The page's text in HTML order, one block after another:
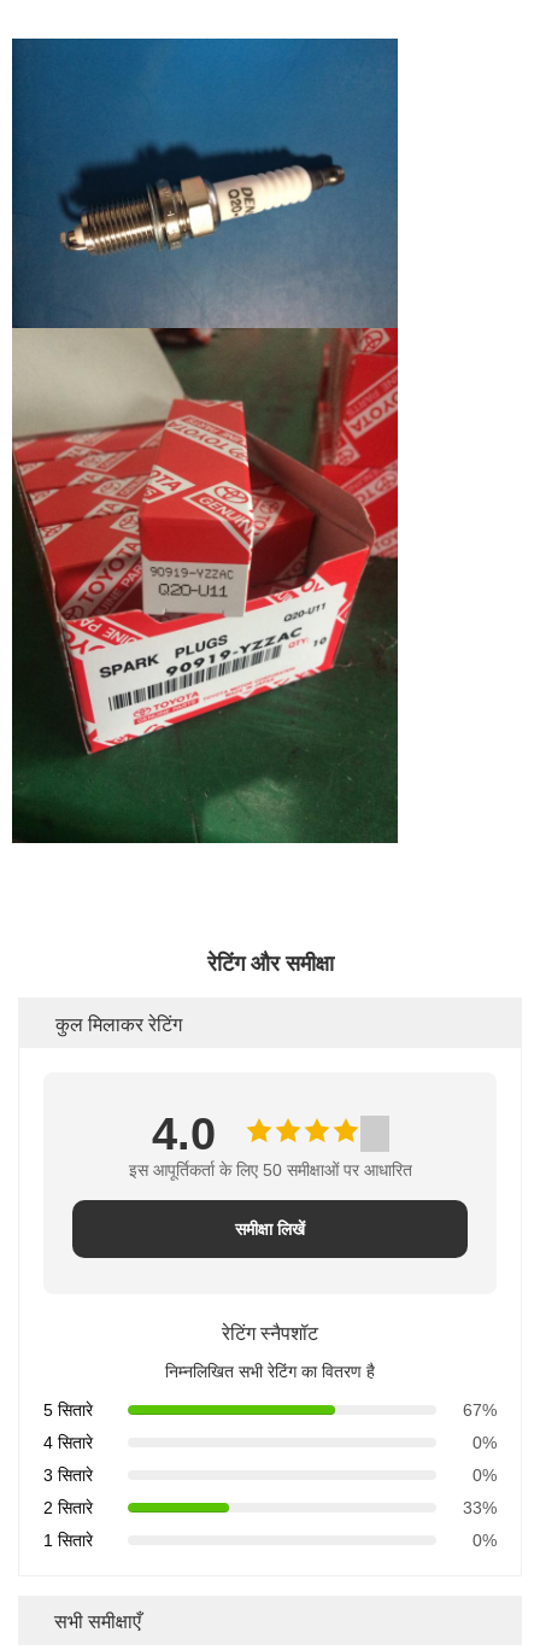
रेटिंग और समीक्षा
कुल मिलाकर रेटिंग
4.0
इस आपूर्तिकर्ता के लिए 50 समीक्षाओं पर आधारित
समीक्षा लिखें
रेटिंग स्नैपशॉट
निम्नलिखित सभी रेटिंग का वितरण है
5 सितारे
67%
4 सितारे
0%
3 सितारे
0%
2 सितारे
33%
1 सितारे
0%
सभी समीक्षाएँ